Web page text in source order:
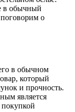
в обычный
о
в обычном
который
и прочность.
является
покупкой